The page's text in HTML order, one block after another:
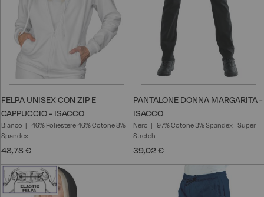
FELPA UNISEX CON ZIP E
CAPPUCCIO - ISACCO
Bianco
46% Poliestere 46% Cotone 8%
Spandex
48,78 €
PANTALONE DONNA MARGARITA -
ISACCO
Nero
97% Cotone 3% Spandex - Super
Stretch
39,02 €